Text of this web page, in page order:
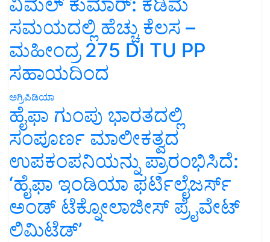
ಸಮಯದಲ್ಲಿ ಹೆಚ್ಚು ಕೆಲಸ –
ಮಹೀಂದ್ರ 275 DI TU PP
ಸಹಾಯದಿಂದ
ಅಗ್ರಿಪಿಡಿಯಾ
ಹೈಫಾ ಗುಂಪು ಭಾರತದಲ್ಲಿ
ಸಂಪೂರ್ಣ ಮಾಲೀಕತ್ವದ
ಉಪಕಂಪನಿಯನ್ನು ಪ್ರಾರಂಭಿಸಿದೆ:
‘ಹೈಫಾ ಇಂಡಿಯಾ ಫರ್ಟಿಲೈಜರ್ಸ್
ಅಂಡ್ ಟೆಕ್ನೋಲಾಜೀಸ್ ಪ್ರೈವೇಟ್
ಲಿಮಿಟೆಡ್’